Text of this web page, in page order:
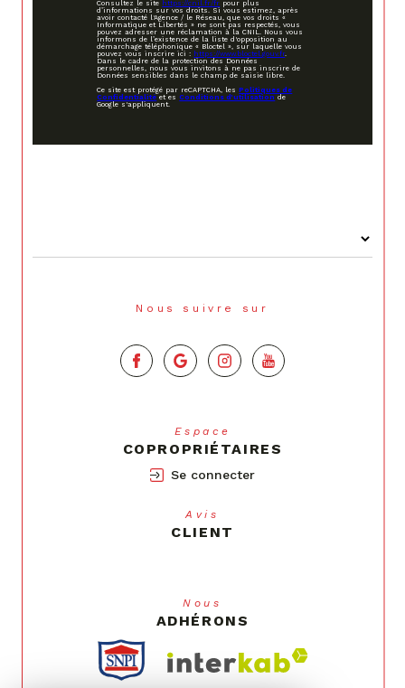
Consultez le site https://cnil.fr/fr pour plus
d’informations sur vos droits. Si vous estimez, après
avoir contacté l'Agence / le Réseau, que vos droits «
Informatique et Libertés » ne sont pas respectés, vous
pouvez adresser une réclamation à la CNIL. Nous vous
informons de l’existence de la liste d'opposition au
démarchage téléphonique « Bloctel », sur laquelle vous
pouvez vous inscrire ici : https://www.bloctel.gouv.fr.
Dans le cadre de la protection des Données
personnelles, nous vous invitons à ne pas inscrire de
Données sensibles dans le champ de saisie libre.
Ce site est protégé par reCAPTCHA, lesPolitiques de
Confidentialité et esConditions d'utilisation de
Google s'appliquent.
Nous suivre sur
Espace
COPROPRIÉTAIRES
Se connecter
Avis
CLIENT
Nous
ADHÉRONS